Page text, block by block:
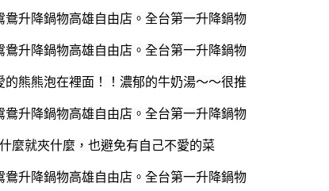
的熊熊泡在裡面！！濃郁的牛奶湯～～很推
麼就夾什麼，也避免有自己不愛的菜